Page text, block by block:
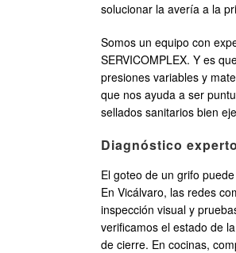
solucionar la avería a la
Somos un equipo con
SERVICOMPLEX. Y es
presiones variables y
que nos ayuda a ser
sellados sanitarios bien
Diagnóstico
El goteo de un grifo
En Vicálvaro, las redes
inspección visual y
verificamos el estado de
de cierre. En cocinas,